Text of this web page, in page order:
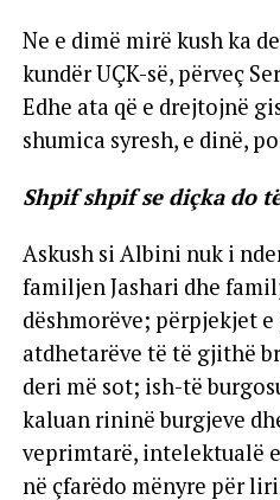
Ne e dimë mirë kush ka
kundër UÇK-së, përveç
Edhe ata që e drejtojnë
shumica syresh, e dinë,
Shpif shpif se diçka do
Askush si Albini nuk i
familjen Jashari dhe
dëshmorëve; përpjekjet
atdhetarëve të të gjithë
deri më sot; ish-të
kaluan rininë burgjeve
veprimtarë, intelektualë
në çfarëdo mënyre për